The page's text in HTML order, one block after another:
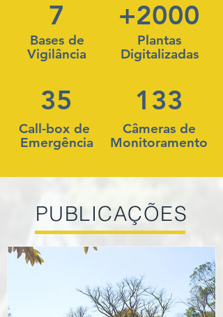
7
Bases de
Vigilância
35
Call-box de
Emergência
+2000
Plantas
Digitalizadas
133
Câmeras de
Monitoramento
PUBLICAÇÕES